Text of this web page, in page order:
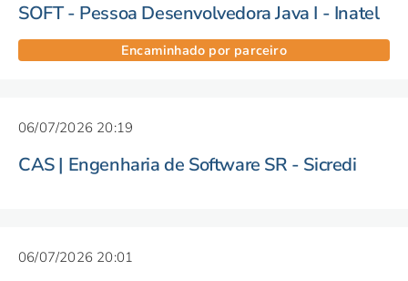
SOFT - Pessoa Desenvolvedora Java I - Inatel
Encaminhado por parceiro
06/07/2026 20:19
CAS | Engenharia de Software SR - Sicredi
06/07/2026 20:01